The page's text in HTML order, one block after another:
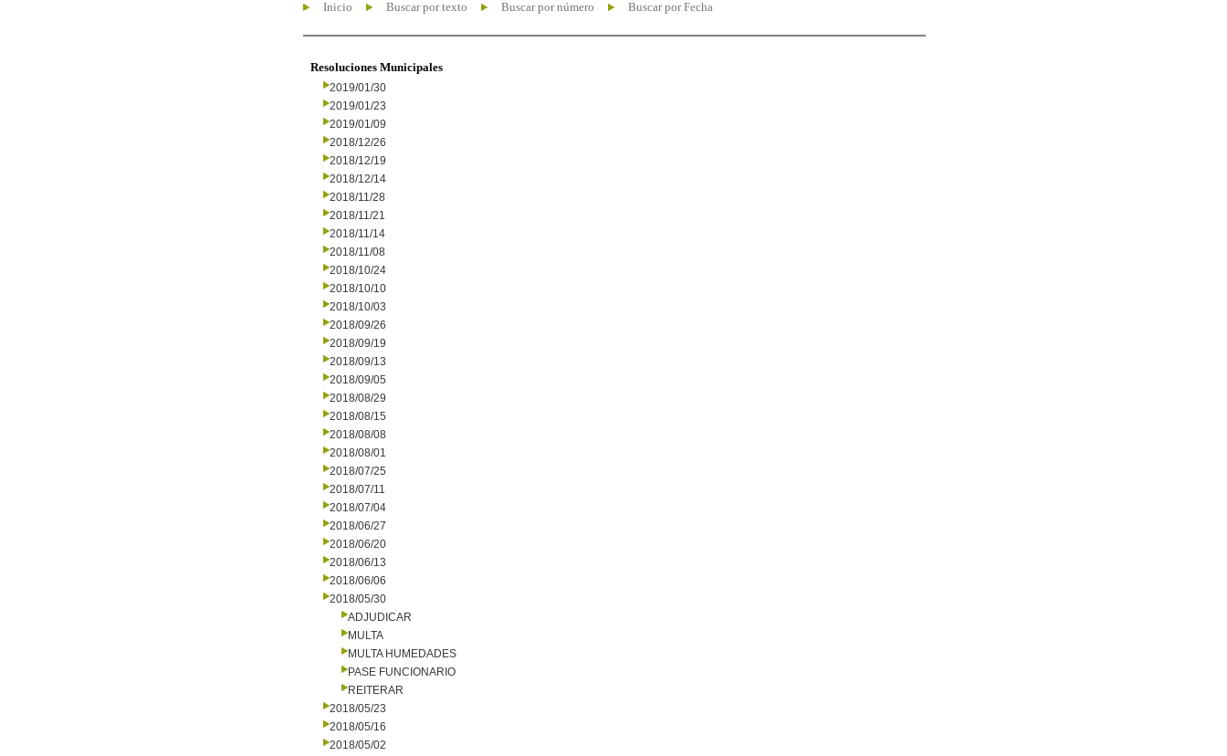
Inicio Buscar por texto Buscar por número Buscar por Fecha
Resoluciones Municipales
2019/01/30
2019/01/23
2019/01/09
2018/12/26
2018/12/19
2018/12/14
2018/11/28
2018/11/21
2018/11/14
2018/11/08
2018/10/24
2018/10/10
2018/10/03
2018/09/26
2018/09/19
2018/09/13
2018/09/05
2018/08/29
2018/08/15
2018/08/08
2018/08/01
2018/07/25
2018/07/11
2018/07/04
2018/06/27
2018/06/20
2018/06/13
2018/06/06
2018/05/30
ADJUDICAR
MULTA
MULTA HUMEDADES
PASE FUNCIONARIO
REITERAR
2018/05/23
2018/05/16
2018/05/02